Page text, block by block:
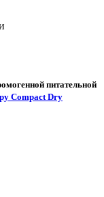
питательной
Compact Dry